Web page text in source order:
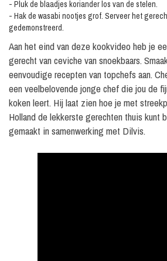
- Pluk de blaadjes koriander los van de stelen.
- Hak de wasabi nootjes grof. Serveer het
gedemonstreerd.
Aan het eind van deze kookvideo heb je
gerecht van ceviche van snoekbaars.
eenvoudige recepten van topchefs aan.
een veelbelovende jonge chef die jou de
koken leert. Hij laat zien hoe je met
Holland de lekkerste gerechten thuis kunt
gemaakt in samenwerking met Dilvis.